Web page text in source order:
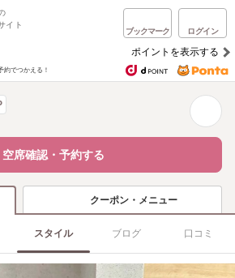
イト
ブックマーク ログイン
ポイントを表示する
約でつかえる！
空席確認・予約する
クーポン・メニュー
スタイル ブログ 口コミ